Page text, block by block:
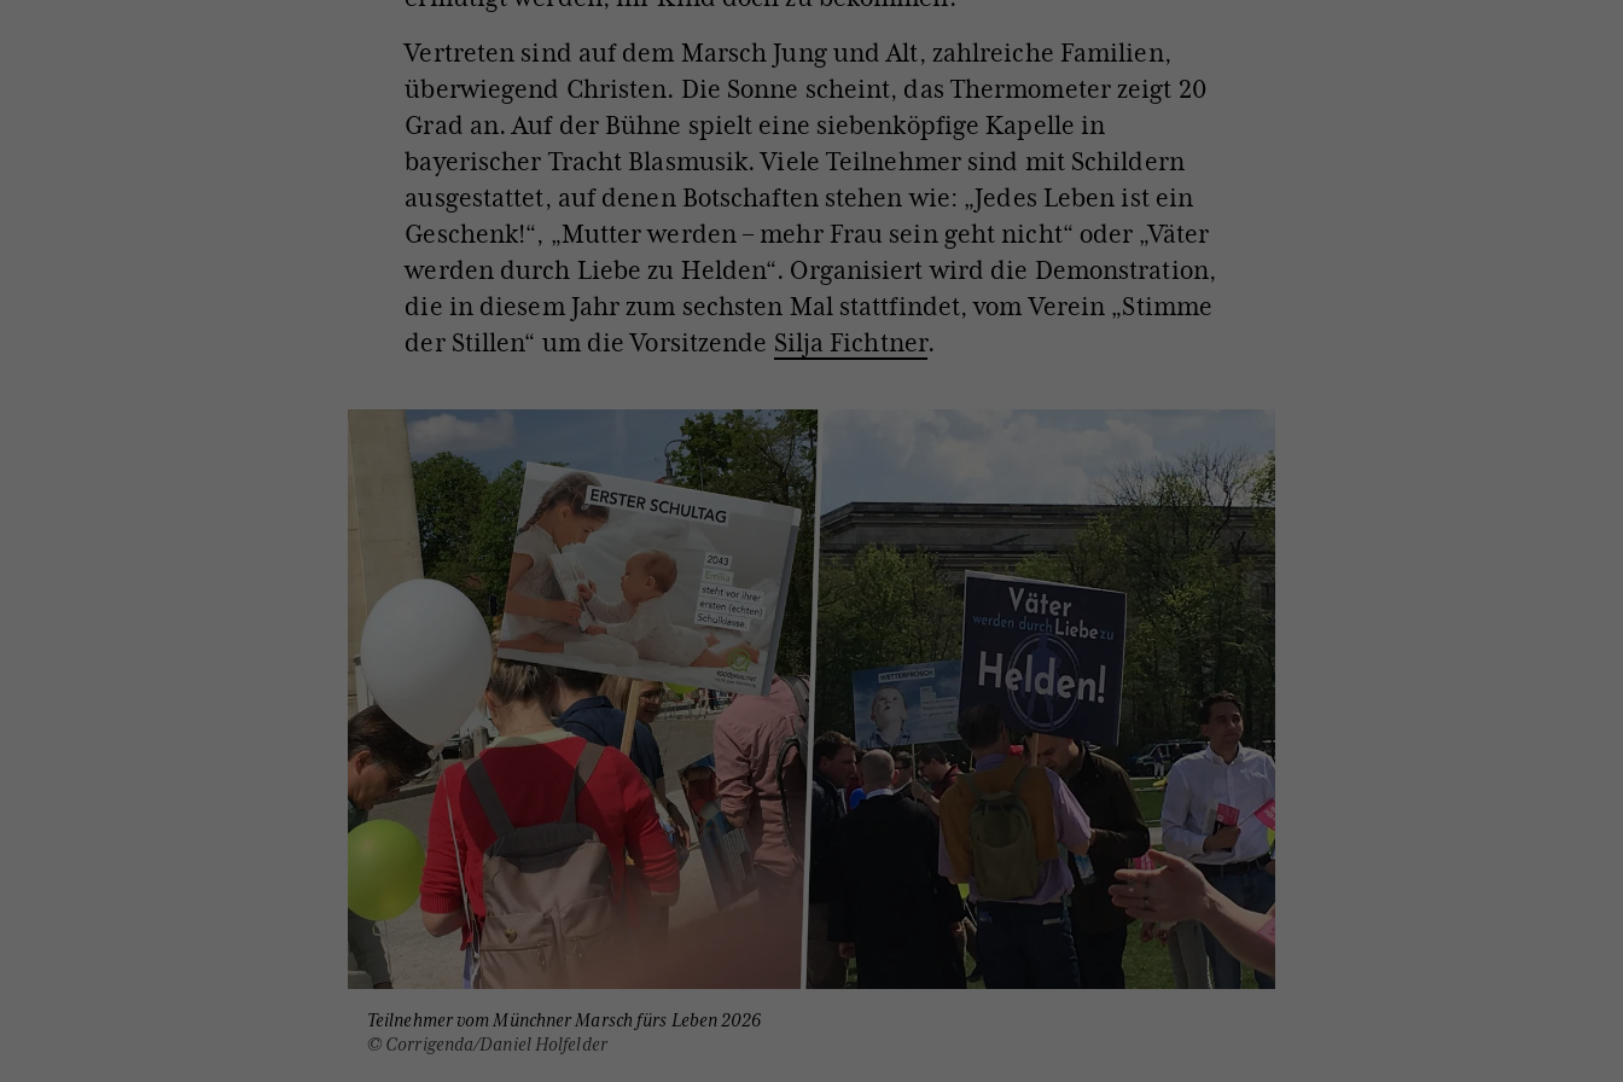
Vertreten sind auf dem Marsch Jung und Alt, zahlreiche Familien,
überwiegend Christen. Die Sonne scheint, das Thermometer zeigt 20
Grad an. Auf der Bühne spielt eine siebenköpfige Kapelle in
bayerischer Tracht Blasmusik. Viele Teilnehmer sind mit Schildern
ausgestattet, auf denen Botschaften stehen wie: „Jedes Leben ist ein
Geschenk!“, „Mutter werden – mehr Frau sein geht nicht“ oder „Väter
werden durch Liebe zu Helden“. Organisiert wird die Demonstration,
die in diesem Jahr zum sechsten Mal stattfindet, vom Verein „Stimme
der Stillen“ um die Vorsitzende Silja Fichtner.
Teilnehmer vom Münchner Marsch fürs Leben 2026
© Corrigenda/Daniel Holfelder